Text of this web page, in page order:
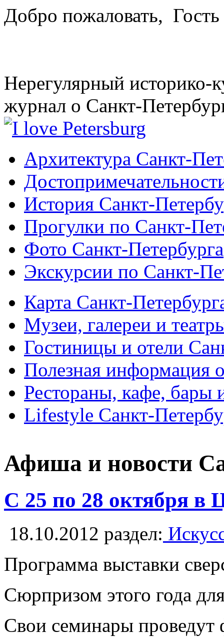
Добро пожаловать, Гость
Нерегулярный историко-
журнал о Санкт-
Архитектура Санкт-
История Санкт-
Прогулки по Санкт-
Фото Санкт-Петербурга
Экскурсии по Санкт-
Карта Санкт-
Музеи, галереи и
Гостиницы и отели
Полезная информация
Рестораны, кафе, бары
Lifestyle Санкт-
Афиша и новости
C 25 по 28 октября в
18.10.2012 раздел:
Программа выставки
Сюрпризом этого года
Свои семинары